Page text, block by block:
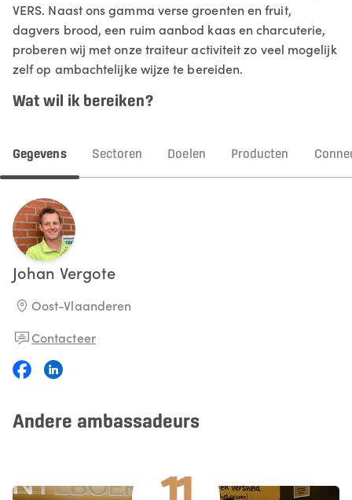
VERS. Naast ons gamma verse groenten en fruit,
dagvers brood, een ruim aanbod kaas en charcuterie,
proberen wij met onze traiteur activiteit zo veel mogelijk
zelf op ambachtelijke wijze te bereiden.
Wat wil ik bereiken?
Gegevens Sectoren Doelen Producten
Johan Vergote
Oost-Vlaanderen
Contacteer
Andere ambassadeurs